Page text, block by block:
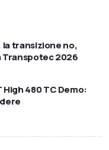
transizione no,
Transpotec 2026
480 TC Demo: